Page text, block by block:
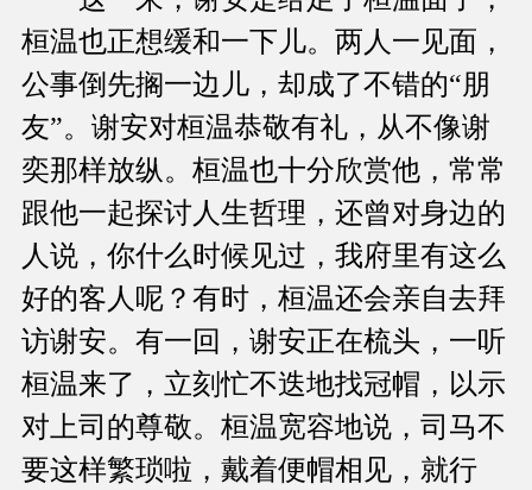
桓温也正想缓和一下儿。两人一见面，
公事倒先搁一边儿，却成了不错的“朋
友”。谢安对桓温恭敬有礼，从不像谢
奕那样放纵。桓温也十分欣赏他，常常
跟他一起探讨人生哲理，还曾对身边的
人说，你什么时候见过，我府里有这么
好的客人呢？有时，桓温还会亲自去拜
访谢安。有一回，谢安正在梳头，一听
桓温来了，立刻忙不迭地找冠帽，以示
对上司的尊敬。桓温宽容地说，司马不
要这样繁琐啦，戴着便帽相见，就行